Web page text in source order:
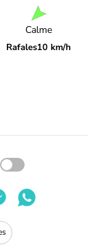
Calme
Rafales10 km/h